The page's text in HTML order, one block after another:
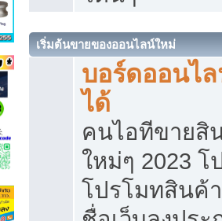
เริ่มต้นขายของออนไลน์ใหม่
บอร์ดออนไ
ได้
คนไอทีขายสิ
ใหม่ๆ 2023
โปรโมทสินค้